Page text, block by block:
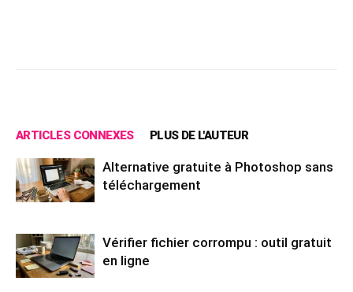
ARTICLES CONNEXES PLUS DE L'AUTEUR
Alternative gratuite à Photoshop sans
téléchargement
Vérifier fichier corrompu : outil gratuit
en ligne